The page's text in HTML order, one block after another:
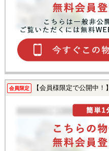
会員限定 【会員様限定で公開中！】